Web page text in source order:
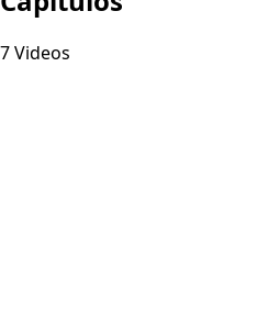
7 Videos